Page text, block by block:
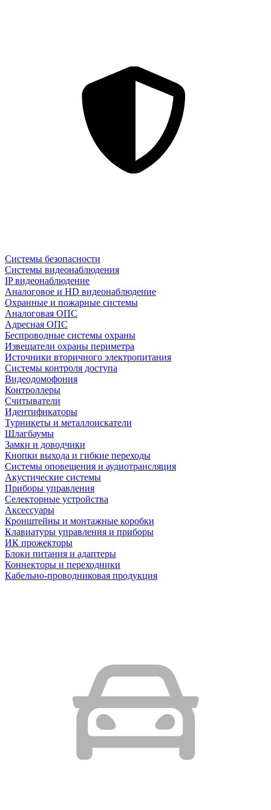
Системы безопасности
Системы видеонаблюдения
IP видеонаблюдение
Аналоговое и HD видеонаблюдение
Охранные и пожарные системы
Аналоговая ОПС
Адресная ОПС
Беспроводные системы охраны
Извещатели охраны периметра
Источники вторичного электропитания
Системы контроля доступа
Видеодомофония
Контроллеры
Считыватели
Идентификаторы
Турникеты и металлоискатели
Шлагбаумы
Замки и доводчики
Кнопки выхода и гибкие переходы
Системы оповещения и аудиотрансляция
Акустические системы
Приборы управления
Селекторные устройства
Аксессуары
Кронштейны и монтажные коробки
Клавиатуры управления и приборы
ИК прожекторы
Блоки питания и адаптеры
Коннекторы и переходники
Кабельно-проводниковая продукция